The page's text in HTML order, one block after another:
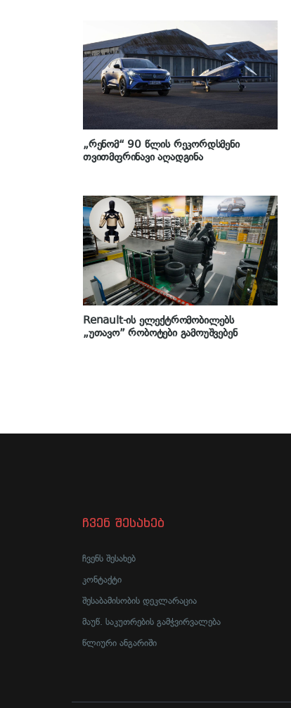
„რენომ“ 90 წლის რეკორდსმენი
თვითმფრინავი აღადგინა
Renault-ის ელექტრომობილებს
„უთავო” რობოტები გამოუშვებენ
ჩვენ შესახებ
ჩვენს შესახებ
კონტაქტი
შესაბამისობის დეკლარაცია
მაუწ. საკუთრების გამჭვირვალება
წლიური ანგარიში